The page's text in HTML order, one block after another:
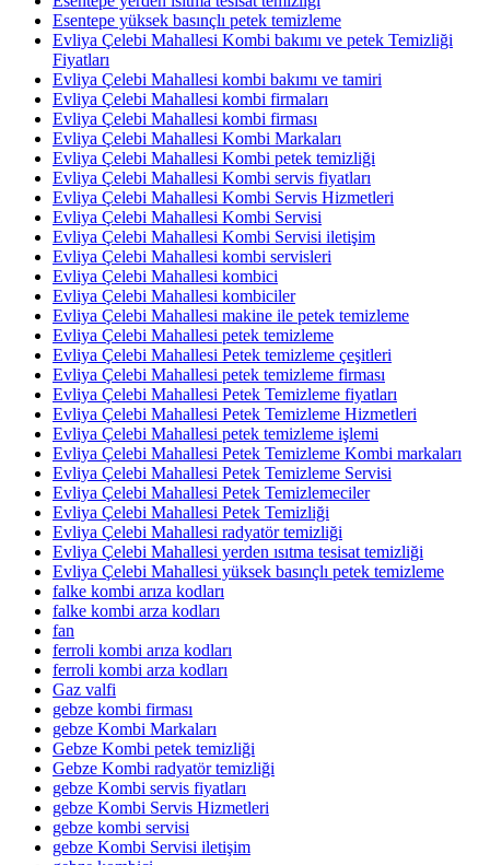
Esentepe yüksek basınçlı petek temizleme
Evliya Çelebi Mahallesi Kombi bakımı ve petek Temizliği
Fiyatları
Evliya Çelebi Mahallesi kombi bakımı ve tamiri
Evliya Çelebi Mahallesi kombi firmaları
Evliya Çelebi Mahallesi kombi firması
Evliya Çelebi Mahallesi Kombi Markaları
Evliya Çelebi Mahallesi Kombi petek temizliği
Evliya Çelebi Mahallesi Kombi servis fiyatları
Evliya Çelebi Mahallesi Kombi Servis Hizmetleri
Evliya Çelebi Mahallesi Kombi Servisi
Evliya Çelebi Mahallesi Kombi Servisi iletişim
Evliya Çelebi Mahallesi kombi servisleri
Evliya Çelebi Mahallesi kombici
Evliya Çelebi Mahallesi kombiciler
Evliya Çelebi Mahallesi makine ile petek temizleme
Evliya Çelebi Mahallesi petek temizleme
Evliya Çelebi Mahallesi Petek temizleme çeşitleri
Evliya Çelebi Mahallesi petek temizleme firması
Evliya Çelebi Mahallesi Petek Temizleme fiyatları
Evliya Çelebi Mahallesi Petek Temizleme Hizmetleri
Evliya Çelebi Mahallesi petek temizleme işlemi
Evliya Çelebi Mahallesi Petek Temizleme Kombi markaları
Evliya Çelebi Mahallesi Petek Temizleme Servisi
Evliya Çelebi Mahallesi Petek Temizlemeciler
Evliya Çelebi Mahallesi Petek Temizliği
Evliya Çelebi Mahallesi radyatör temizliği
Evliya Çelebi Mahallesi yerden ısıtma tesisat temizliği
Evliya Çelebi Mahallesi yüksek basınçlı petek temizleme
falke kombi arıza kodları
falke kombi arza kodları
fan
ferroli kombi arıza kodları
ferroli kombi arza kodları
Gaz valfi
gebze kombi firması
gebze Kombi Markaları
Gebze Kombi petek temizliği
Gebze Kombi radyatör temizliği
gebze Kombi servis fiyatları
gebze Kombi Servis Hizmetleri
gebze kombi servisi
gebze Kombi Servisi iletişim